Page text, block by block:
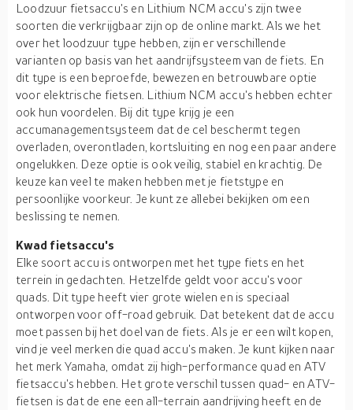
Loodzuur fietsaccu's en Lithium NCM accu's zijn twee
soorten die verkrijgbaar zijn op de online markt. Als we het
over het loodzuur type hebben, zijn er verschillende
varianten op basis van het aandrijfsysteem van de fiets. En
dit type is een beproefde, bewezen en betrouwbare optie
voor elektrische fietsen. Lithium NCM accu's hebben echter
ook hun voordelen. Bij dit type krijg je een
accumanagementsysteem dat de cel beschermt tegen
overladen, overontladen, kortsluiting en nog een paar andere
ongelukken. Deze optie is ook veilig, stabiel en krachtig. De
keuze kan veel te maken hebben met je fietstype en
persoonlijke voorkeur. Je kunt ze allebei bekijken om een
beslissing te nemen.
Kwad fietsaccu's
Elke soort accu is ontworpen met het type fiets en het
terrein in gedachten. Hetzelfde geldt voor accu's voor
quads. Dit type heeft vier grote wielen en is speciaal
ontworpen voor off-road gebruik. Dat betekent dat de accu
moet passen bij het doel van de fiets. Als je er een wilt kopen,
vind je veel merken die quad accu's maken. Je kunt kijken naar
het merk Yamaha, omdat zij high-performance quad en ATV
fietsaccu's hebben. Het grote verschil tussen quad- en ATV-
fietsen is dat de ene een all-terrain aandrijving heeft en de